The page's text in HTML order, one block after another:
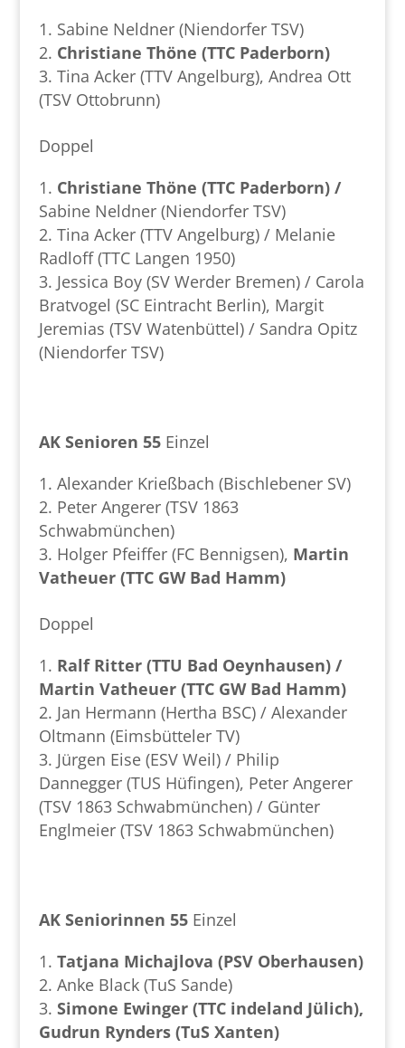
Sabine Neldner (Niendorfer TSV)
Christiane Thöne (TTC Paderborn)
Tina Acker (TTV Angelburg), Andrea Ott
(TSV Ottobrunn)
Doppel
Christiane Thöne (TTC Paderborn) /
Sabine Neldner (Niendorfer TSV)
Tina Acker (TTV Angelburg) / Melanie
Radloff (TTC Langen 1950)
Jessica Boy (SV Werder Bremen) / Carola
Bratvogel (SC Eintracht Berlin), Margit
Jeremias (TSV Watenbüttel) / Sandra Opitz
(Niendorfer TSV)
AK Senioren 55 Einzel
Alexander Krießbach (Bischlebener SV)
Peter Angerer (TSV 1863
Schwabmünchen)
Holger Pfeiffer (FC Bennigsen), Martin
Vatheuer (TTC GW Bad Hamm)
Doppel
Ralf Ritter (TTU Bad Oeynhausen) /
Martin Vatheuer (TTC GW Bad Hamm)
Jan Hermann (Hertha BSC) / Alexander
Oltmann (Eimsbütteler TV)
Jürgen Eise (ESV Weil) / Philip
Dannegger (TUS Hüfingen), Peter Angerer
(TSV 1863 Schwabmünchen) / Günter
Englmeier (TSV 1863 Schwabmünchen)
AK Seniorinnen 55 Einzel
Tatjana Michajlova (PSV Oberhausen)
Anke Black (TuS Sande)
Simone Ewinger (TTC indeland Jülich),
Gudrun Rynders (TuS Xanten)